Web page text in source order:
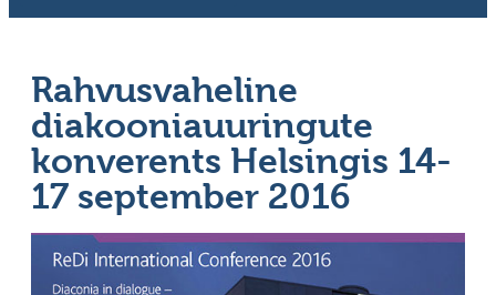
Rahvusvaheline
diakooniauuringute
konverents Helsingis 14-
17 september 2016